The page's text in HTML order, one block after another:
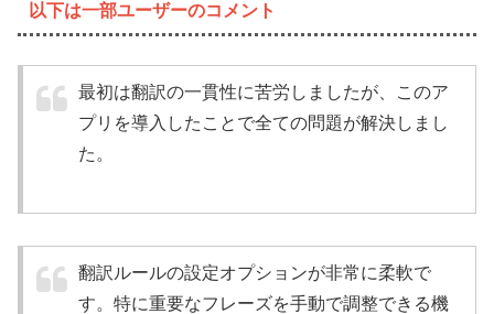
以下は一部ユーザーのコメント
最初は翻訳の一貫性に苦労しましたが、このア
プリを導入したことで全ての問題が解決しまし
た。
翻訳ルールの設定オプションが非常に柔軟で
す。特に重要なフレーズを手動で調整できる機